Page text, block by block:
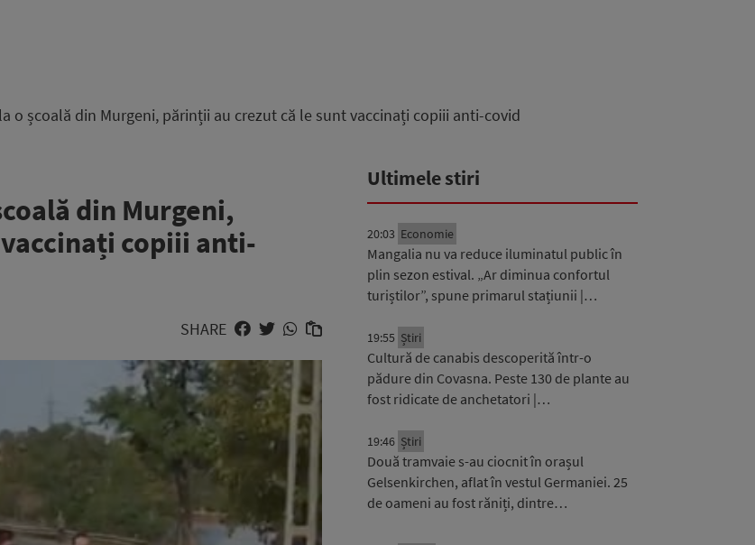
la o școală din Murgeni, părinții au crezut că le sunt vaccinați copiii anti-covid
din Murgeni,
copiii anti-
SHARE
Ultimele stiri
20:03 Economie
Mangalia nu va reduce iluminatul public în
plin sezon estival. „Ar diminua confortul
turiștilor”, spune primarul stațiunii |…
19:55 Știri
Cultură de canabis descoperită într-o
pădure din Covasna. Peste 130 de plante au
fost ridicate de anchetatori |…
19:46 Știri
Două tramvaie s-au ciocnit în orașul
Gelsenkirchen, aflat în vestul Germaniei. 25
de oameni au fost răniți, dintre…